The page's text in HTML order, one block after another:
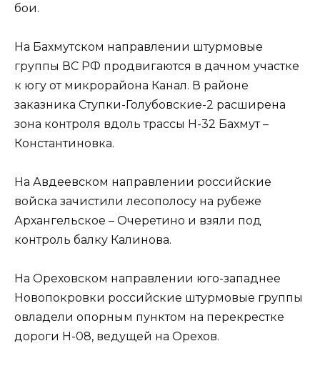
бои.
На Бахмутском направлении штурмовые
группы ВС РФ продвигаются в дачном участке
к югу от микрорайона Канал. В районе
заказника Ступки-Голубовские-2 расширена
зона контроля вдоль трассы Н-32 Бахмут –
Константиновка.
На Авдеевском направлении российские
войска зачистили лесополосу на рубеже
Архангельское – Очеретино и взяли под
контроль балку Калинова.
На Ореховском направлении юго-западнее
Новопокровки российские штурмовые группы
овладели опорным пунктом на перекрестке
дороги Н-08, ведущей на Орехов.